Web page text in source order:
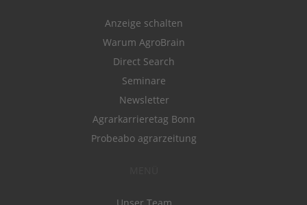
Anzeige schalten
Warum AgroBrain
Direct Search
Seminare
Newsletter
Agrarkarrieretag Bonn
Probeabo agrarzeitung